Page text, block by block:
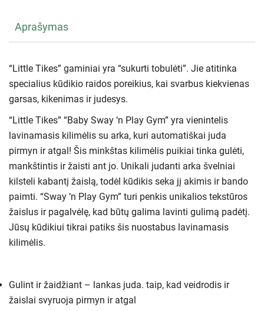
Aprašymas
“Little Tikes” gaminiai yra “sukurti tobulėti”. Jie atitinka
specialius kūdikio raidos poreikius, kai svarbus kiekvienas
garsas, kikenimas ir judesys.
“Little Tikes” “Baby Sway ‘n Play Gym” yra vienintelis
lavinamasis kilimėlis su arka, kuri automatiškai juda
pirmyn ir atgal! Šis minkštas kilimėlis puikiai tinka gulėti,
mankštintis ir žaisti ant jo. Unikali judanti arka švelniai
kilsteli kabantį žaislą, todėl kūdikis seka jį akimis ir bando
paimti. “Sway ‘n Play Gym” turi penkis unikalios tekstūros
žaislus ir pagalvėlę, kad būtų galima lavinti gulimą padėtį.
Jūsų kūdikiui tikrai patiks šis nuostabus lavinamasis
kilimėlis.
Gulint ir žaidžiant – lankas juda. taip, kad veidrodis ir
žaislai svyruoja pirmyn ir atgal